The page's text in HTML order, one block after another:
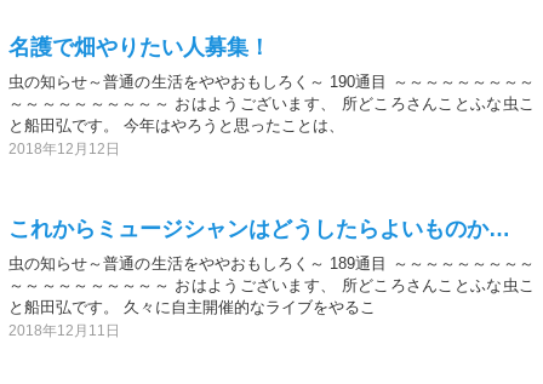
名護で畑やりたい人募集！
虫の知らせ～普通の生活をややおもしろく～ 190通目 ～～～～～～～～～
～～～～～～～～～～ おはようございます、 所どころさんことふな虫こ
と船田弘です。 今年はやろうと思ったことは、
2018年12月12日
これからミュージシャンはどうしたらよいものか…
虫の知らせ～普通の生活をややおもしろく～ 189通目 ～～～～～～～～～
～～～～～～～～～～ おはようございます、 所どころさんことふな虫こ
と船田弘です。 久々に自主開催的なライブをやるこ
2018年12月11日